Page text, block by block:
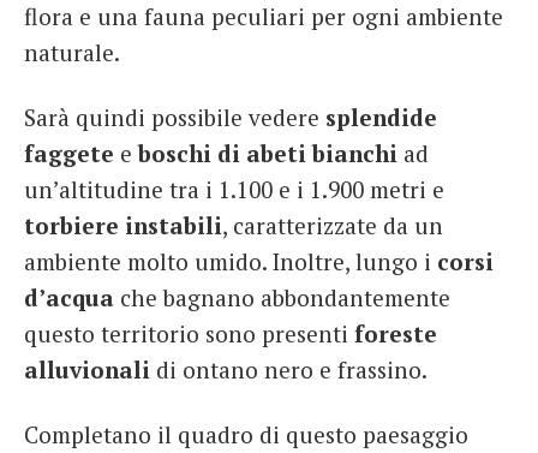
flora e una fauna peculiari per ogni ambiente
naturale.
Sarà quindi possibile vedere splendide
faggete e boschi di abeti bianchi ad
un’altitudine tra i 1.100 e i 1.900 metri e
torbiere instabili, caratterizzate da un
ambiente molto umido. Inoltre, lungo i corsi
d’acqua che bagnano abbondantemente
questo territorio sono presenti foreste
alluvionali di ontano nero e frassino.
Completano il quadro di questo paesaggio